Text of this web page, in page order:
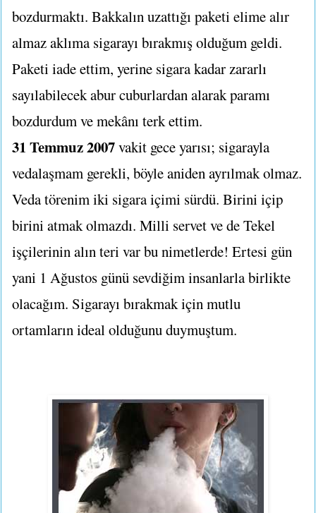
bozdurmaktı. Bakkalın uzattığı paketi elime alır
almaz aklıma sigarayı bırakmış olduğum geldi.
Paketi iade ettim, yerine sigara kadar zararlı
sayılabilecek abur cuburlardan alarak paramı
bozdurdum ve mekânı terk ettim.
31 Temmuz 2007vakit gece yarısı; sigarayla
vedalaşmam gerekli, böyle aniden ayrılmak olmaz.
Veda törenim iki sigara içimi sürdü. Birini içip
birini atmak olmazdı. Milli servet ve de Tekel
işçilerinin alın teri var bu nimetlerde! Ertesi gün
yani 1 Ağustos günü sevdiğim insanlarla birlikte
olacağım. Sigarayı bırakmak için mutlu
ortamların ideal olduğunu duymuştum.